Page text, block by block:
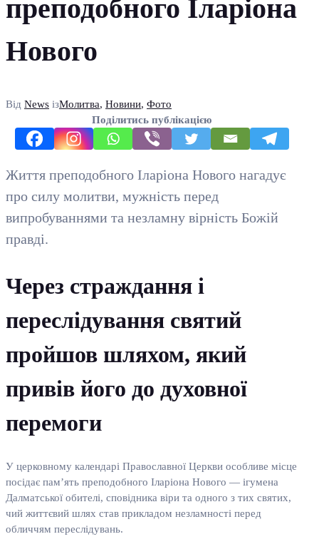
преподобного Іларіона
Нового
Від News ізМолитва, Новини, Фото
Поділитись публікацією
Життя преподобного Іларіона Нового нагадує
про силу молитви, мужність перед
випробуваннями та незламну вірність Божій
правді.
Через страждання і
переслідування святий
пройшов шляхом, який
привів його до духовної
перемоги
У церковному календарі Православної Церкви особливе місце
посідає пам’ять преподобного Іларіона Нового — ігумена
Далматської обителі, сповідника віри та одного з тих святих,
чий життєвий шлях став прикладом незламності перед
обличчям переслідувань.